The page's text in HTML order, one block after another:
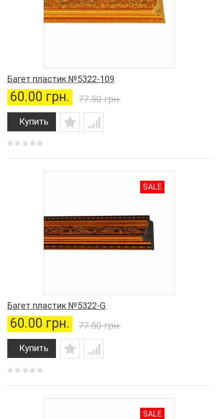
Багет пластик №5322-109
60.00 грн.
77.50 грн.
Купить
SALE
Багет пластик №5322-G
60.00 грн.
77.50 грн.
Купить
SALE